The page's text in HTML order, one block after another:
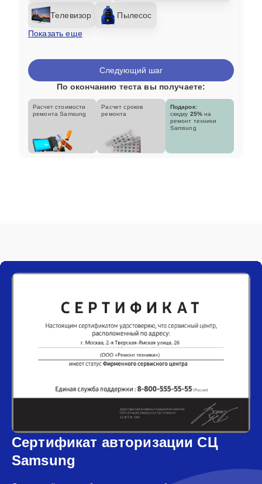
Телевизор
Пылесос
Показать еще
Следующий шаг
По окончанию теста вы получаете:
Расчет стоимости
ремонта Samsung
Расчет сроков
ремонта
Подарок:
скидку 25% на
ремонт техники
Samsung
Сертификат авторизации СЦ
Samsung